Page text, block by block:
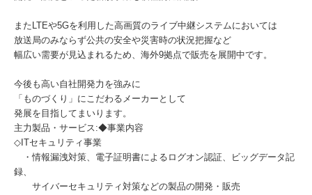
またLTEや5Gを利用した高画質のライブ中継システムにおいては
放送局のみならず公共の安全や災害時の状況把握など
幅広い需要が見込まれるため、海外9拠点で販売を展開中です。
今後も高い自社開発力を強みに
「ものづくり」にこだわるメーカーとして
発展を目指してまいります。
主力製品・サービス:◆事業内容
◇ITセキュリティ事業
・情報漏洩対策、電子証明書によるログオン認証、ビッグデータ記
録、
サイバーセキュリティ対策などの製品の開発・販売